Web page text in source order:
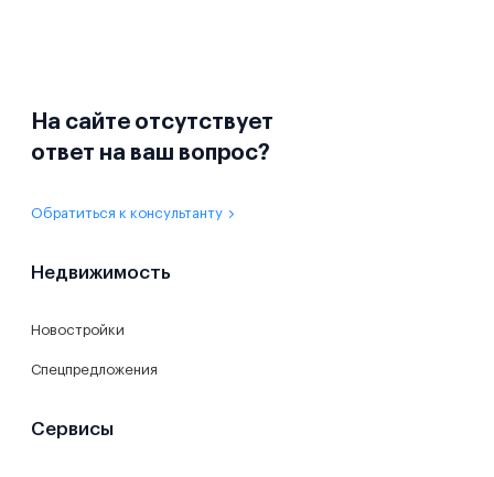
На сайте отсутствует
ответ на ваш вопрос?
Обратиться к консультанту
Недвижимость
Новостройки
Спецпредложения
Сервисы